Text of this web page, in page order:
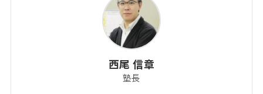
西尾 信章
塾長